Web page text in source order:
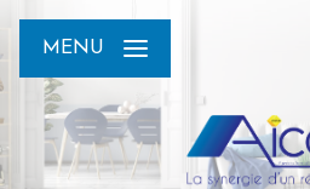
MENU